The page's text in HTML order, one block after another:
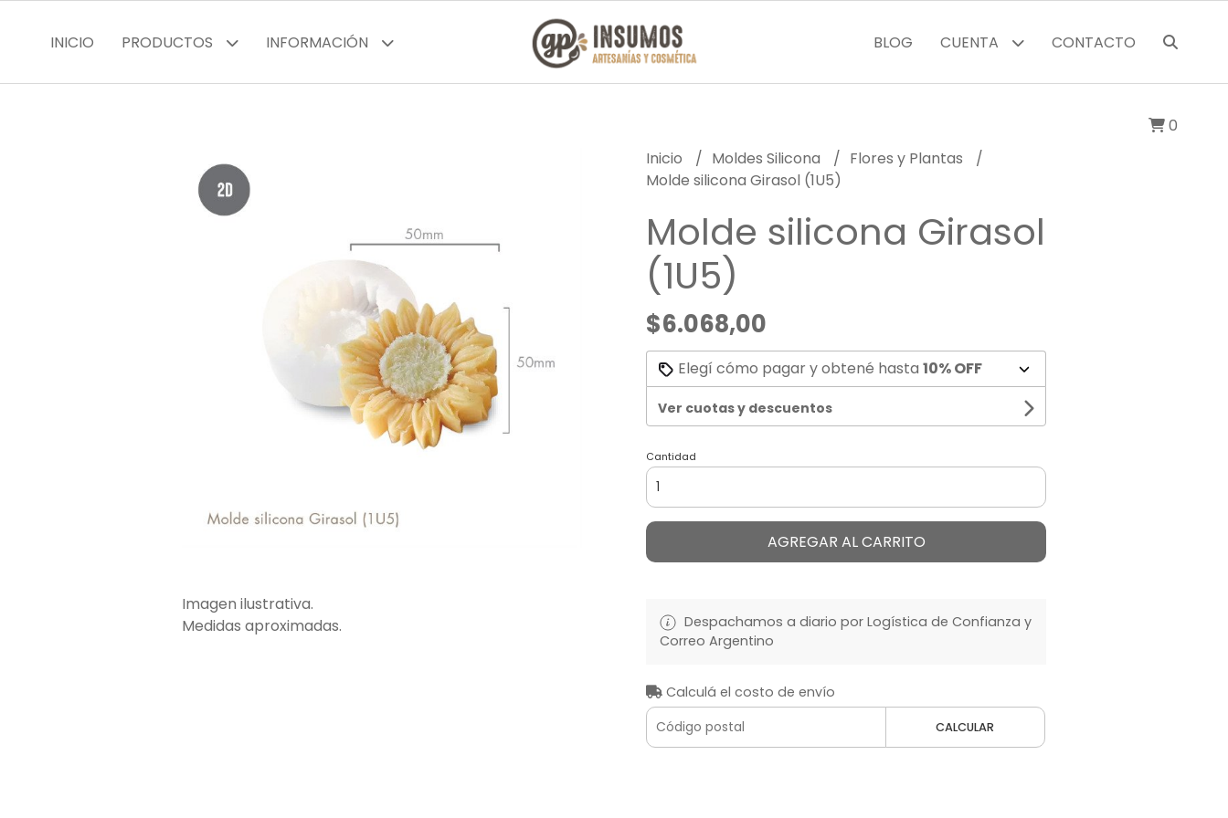
INICIO PRODUCTOS INFORMACIÓN BLOG CUENTA CONTACTO
0
Imagen ilustrativa.
Medidas aproximadas.
Inicio Moldes Silicona
Flores y Plantas
Molde silicona Girasol (1U5)
Molde silicona Girasol
(1U5)
$6.068,00
Elegí cómo pagar y obtené hasta 10% OFF
Ver cuotas y descuentos
Cantidad
AGREGAR AL CARRITO
Despachamos a diario por Logística de Confianza y
Correo Argentino
Calculá el costo de envío
CALCULAR